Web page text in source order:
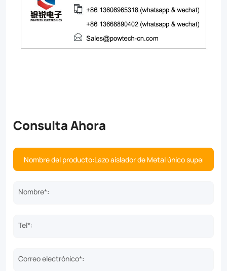
Consulta Ahora
Nombre*:
Tel*:
Correo electrónico*: